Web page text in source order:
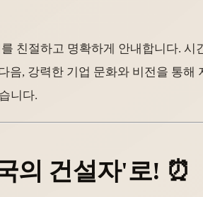
친절하고 명확하게 안내합니다. 시
, 강력한 기업 문화와 비전을 통해
니다.
의 건설자'로! ⏰